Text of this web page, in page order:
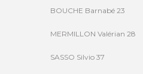
BOUCHE Barnabé 23
MERMILLON Valérian 28
SASSO Silvio 37